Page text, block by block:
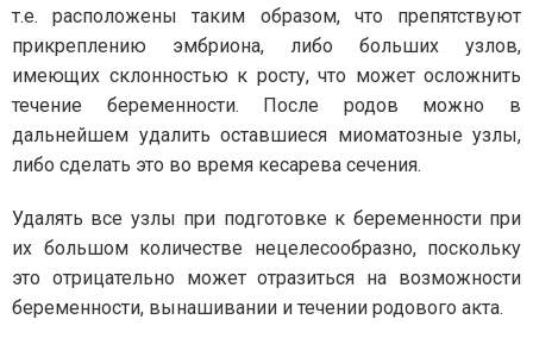
т.е. расположены таким образом, что препятствуют
прикреплению эмбриона, либо больших узлов,
имеющих склонностью к росту, что может осложнить
течение беременности. После родов можно в
дальнейшем удалить оставшиеся миоматозные узлы,
либо сделать это во время кесарева сечения.
Удалять все узлы при подготовке к беременности при
их большом количестве нецелесообразно, поскольку
это отрицательно может отразиться на возможности
беременности, вынашивании и течении родового акта.